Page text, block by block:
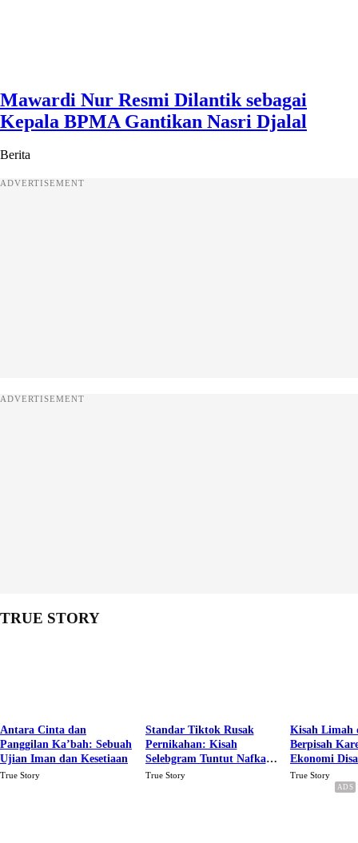
Mawardi Nur Resmi Dilantik sebagai
Kepala BPMA Gantikan Nasri Djalal
Berita
ADVERTISEMENT
ADVERTISEMENT
TRUE STORY
Antara Cinta dan
Panggilan Ka’bah: Sebuah
Ujian Iman dan Kesetiaan
True Story
Standar Tiktok Rusak
Pernikahan: Kisah
Selebgram Tuntut Nafkah
Rp.15 Juta Perbulan
True Story
Kisah Limah
Berpisah
Ekonomi
Karena Cinta
True Story